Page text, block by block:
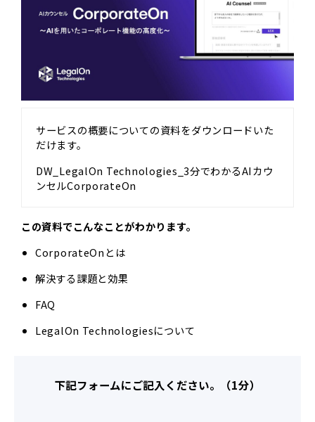
よくあるご質問
サービスの概要についての資料をダウンロードいた
だけます。
DW_LegalOn Technologies_3分でわかるAIカウ
ンセルCorporateOn
この資料でこんなことがわかります。
CorporateOnとは
解決する課題と効果
FAQ
LegalOn Technologiesについて
下記フォームにご記入ください。（1分）